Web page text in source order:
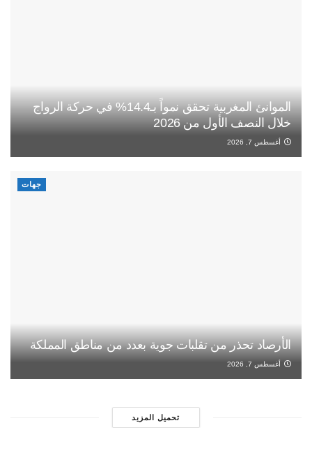
الموانئ المغربية تحقق نمواً بـ14.4% في حركة الرواج
خلال النصف الأول من 2026
أغسطس 7, 2026
جهات
الأرصاد تحذر من تقلبات جوية بعدد من مناطق المملكة
أغسطس 7, 2026
تحميل المزيد